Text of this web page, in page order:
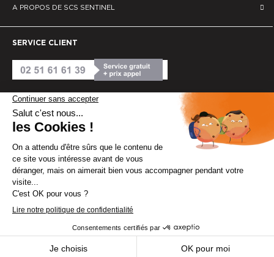
A PROPOS DE SCS SENTINEL
SERVICE CLIENT
CONSEILS D'EXPERT
Cookies
Politique de confidentialité
Conditions générales de vente
Conception par Yateo